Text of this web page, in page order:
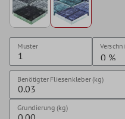
Muster
Benötigter Fliesenkleber (kg)
Grundierung (kg)